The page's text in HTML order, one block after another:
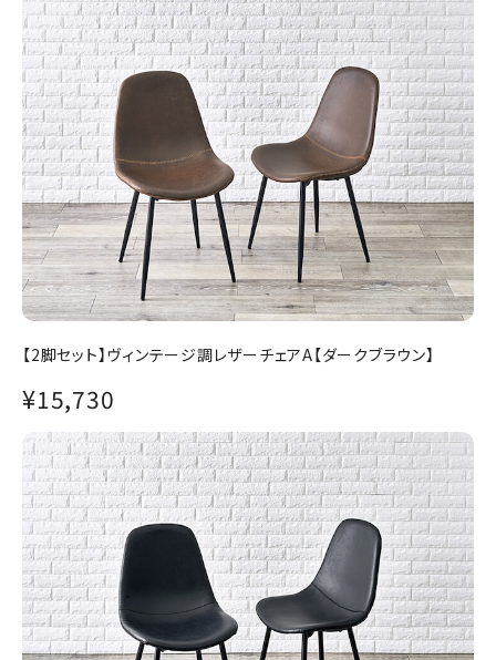
【2脚セット】ヴィンテージ調レザーチェアA【ダークブラウン】
¥15,730